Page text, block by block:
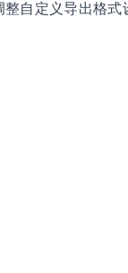
自定义导出格